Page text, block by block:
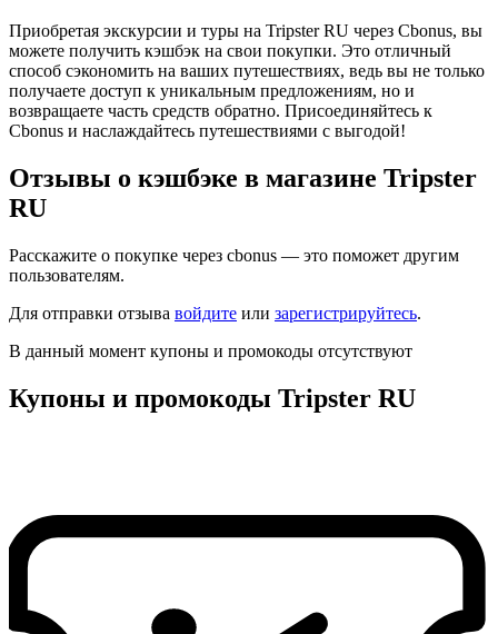
Приобретая экскурсии и туры на Tripster RU через Cbonus, вы
можете получить кэшбэк на свои покупки. Это отличный
способ сэкономить на ваших путешествиях, ведь вы не только
получаете доступ к уникальным предложениям, но и
возвращаете часть средств обратно. Присоединяйтесь к
Cbonus и наслаждайтесь путешествиями с выгодой!
Отзывы о кэшбэке в магазине Tripster
RU
Расскажите о покупке через cbonus — это поможет другим
пользователям.
Для отправки отзыва войдите или зарегистрируйтесь.
В данный момент купоны и промокоды отсутствуют
Купоны и промокоды Tripster RU